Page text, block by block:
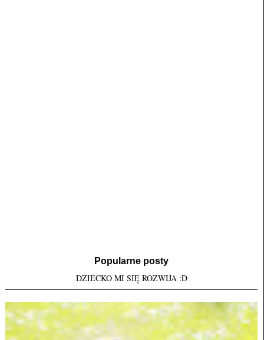
Popularne posty
DZIECKO MI SIĘ ROZWIJA :D